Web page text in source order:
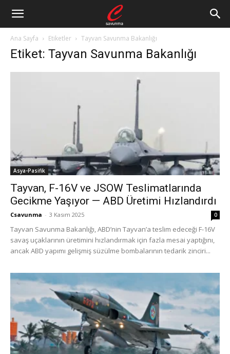
Ana Sayfa Etiketler Tayvan Savunma Bakanlığı
Etiket: Tayvan Savunma Bakanlığı
Asya-Pasifik
Tayvan, F-16V ve JSOW Teslimatlarında
Gecikme Yaşıyor — ABD Üretimi Hızlandırdı
Csavunma - 3 Kasım 2025 0
Tayvan Savunma Bakanlığı, ABD’nin Tayvan’a teslim edeceği F-16V
savaş uçaklarının üretimini hızlandırmak için fazla mesai yaptığını,
ancak ABD yapımı gelişmiş süzülme bombalarının tedarik zinciri...